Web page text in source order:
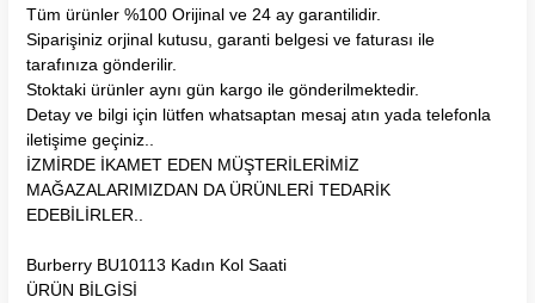
Tüm ürünler %100 Orijinal ve 24 ay garantilidir.
Siparişiniz orjinal kutusu, garanti belgesi ve faturası ile
tarafınıza gönderilir.
Stoktaki ürünler aynı gün kargo ile gönderilmektedir.
Detay ve bilgi için lütfen whatsaptan mesaj atın yada telefonla
iletişime geçiniz..
İZMİRDE İKAMET EDEN MÜŞTERİLERİMİZ
MAĞAZALARIMIZDAN DA ÜRÜNLERİ TEDARİK
EDEBİLİRLER..
Burberry BU10113 Kadın Kol Saati
ÜRÜN BİLGİSİ